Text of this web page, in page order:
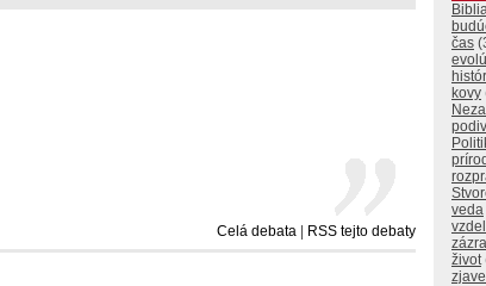
Celá debata RSS tejto debaty
čas
kovy
veda
život